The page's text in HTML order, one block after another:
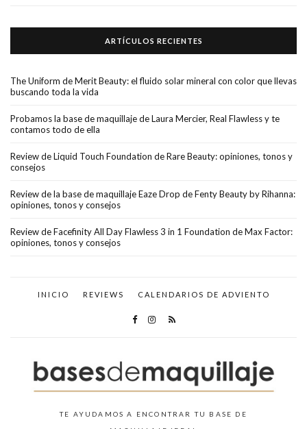
ARTÍCULOS RECIENTES
The Uniform de Merit Beauty: el fluido solar mineral con color que llevas
buscando toda la vida
Probamos la base de maquillaje de Laura Mercier, Real Flawless y te
contamos todo de ella
Review de Liquid Touch Foundation de Rare Beauty: opiniones, tonos y
consejos
Review de la base de maquillaje Eaze Drop de Fenty Beauty by Rihanna:
opiniones, tonos y consejos
Review de Facefinity All Day Flawless 3 in 1 Foundation de Max Factor:
opiniones, tonos y consejos
INICIO REVIEWS CALENDARIOS DE ADVIENTO